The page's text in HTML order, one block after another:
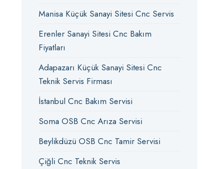
Manisa Küçük Sanayi Sitesi Cnc Servis
Erenler Sanayi Sitesi Cnc Bakım
Fiyatları
Adapazarı Küçük Sanayi Sitesi Cnc
Teknik Servis Firması
İstanbul Cnc Bakım Servisi
Soma OSB Cnc Arıza Servisi
Beylikdüzü OSB Cnc Tamir Servisi
Çiğli Cnc Teknik Servis